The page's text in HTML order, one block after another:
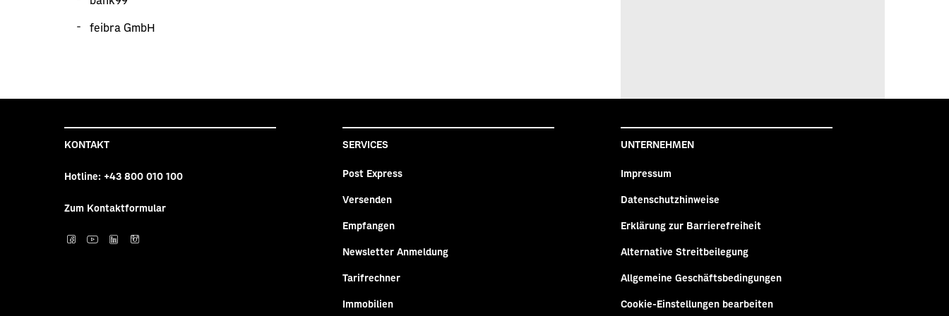
feibra GmbH
KONTAKT
Hotline: +43 800 010 100
Zum Kontaktformular
Post auf facebook
Post auf YouTube
Post auf LinkedIn
Post auf Instagram
SERVICES
Post Express
Versenden
Empfangen
Newsletter Anmeldung
Tarifrechner
Immobilien
UNTERNEHMEN
Impressum
Datenschutzhinweise
Erklärung zur Barrierefreiheit
Alternative Streitbeilegung
Allgemeine Geschäftsbedingungen
Cookie-Einstellungen bearbeiten